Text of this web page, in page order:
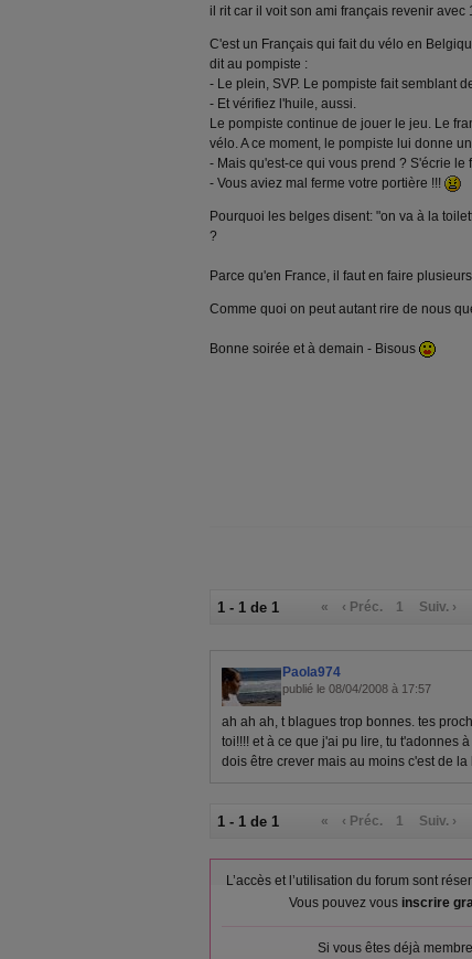
il rit car il voit son ami français revenir avec
C'est un Français qui fait du vélo en
dit au pompiste :
- Le plein, SVP. Le pompiste fait semblant
- Et vérifiez l'huile, aussi.
Le pompiste continue de jouer le jeu. Le
vélo. A ce moment, le pompiste lui donne
- Mais qu'est-ce qui vous prend ? S'écrie le
- Vous aviez mal ferme votre portière !!!
Pourquoi les belges disent: "on va à la
?
Parce qu'en France, il faut en faire
Comme quoi on peut autant rire de nous
Bonne soirée et à demain - Bisous
1 - 1 de 1 « ‹ Préc. 1 Suiv. ›
Paola974
publié le 08/04/2008 à 17:57
ah ah ah, t blagues trop bonnes. tes
toi!!!! et à ce que j'ai pu lire, tu t'adonnes
dois être crever mais au moins c'est de
1 - 1 de 1 « ‹ Préc. 1 Suiv. ›
L’accès et l’utilisation du forum sont
Vous pouvez vous inscrire
Si vous êtes déjà